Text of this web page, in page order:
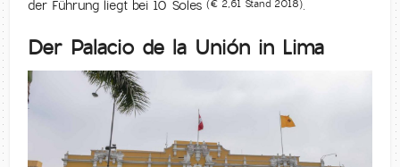
der Führung liegt bei 10 Soles(€ 2,61 Stand 2018).
Der Palacio de la Unión in Lima